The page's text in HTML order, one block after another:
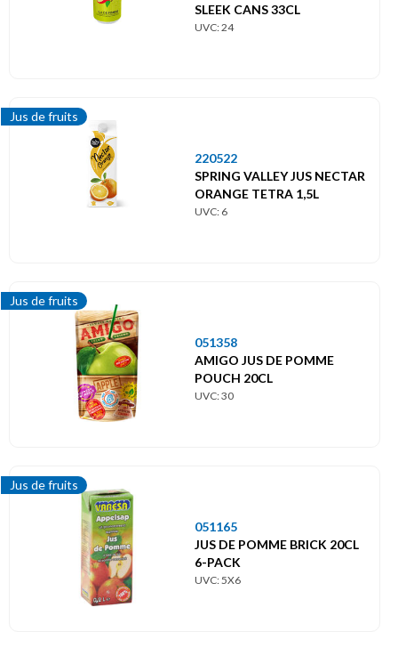
SLEEK CANS 33CL
UVC: 24
Jus de fruits
220522
SPRING VALLEY JUS NECTAR
ORANGE TETRA 1,5L
UVC: 6
Jus de fruits
051358
AMIGO JUS DE POMME
POUCH 20CL
UVC: 30
Jus de fruits
051165
JUS DE POMME BRICK 20CL
6-PACK
UVC: 5X6